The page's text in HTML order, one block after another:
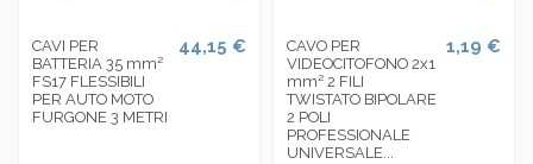
CAVI PER
BATTERIA 35 mm²
FS17 FLESSIBILI
PER AUTO MOTO
FURGONE 3 METRI
44,15 €
CAVO PER
VIDEOCITOFONO 2x1
mm² 2 FILI
TWISTATO BIPOLARE
2 POLI
PROFESSIONALE
UNIVERSALE...
1,19 €